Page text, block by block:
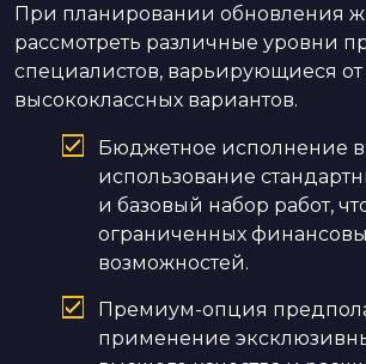
При планировании обновления
рассмотреть различные уровни
специалистов, варьирующиеся
высококлассных вариантов.
Бюджетное исполнение
использование
и базовый набор работ,
ограниченных
возможностей.
Премиум-опция
применение